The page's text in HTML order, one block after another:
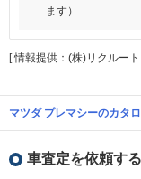
ます）
[ 情報提供：(株)リクルー
マツダ プレマシーのカタ
車査定を依頼する